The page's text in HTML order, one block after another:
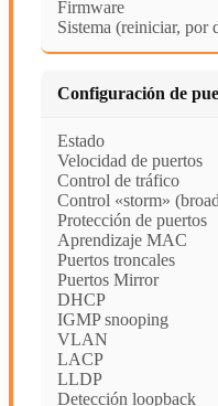
Firmware
Sistema (reiniciar, por
Configuración de
Estado
Velocidad de puertos
Control de tráfico
Control «storm»
Protección de puertos
Aprendizaje MAC
Puertos troncales
Puertos Mirror
DHCP
IGMP snooping
VLAN
LACP
LLDP
Detección loopback